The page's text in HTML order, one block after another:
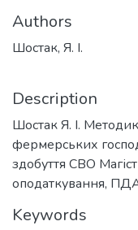
Authors
Шостак, Я. І.
Description
Шостак Я. І.
фермерських
здобуття СВО
оподаткування,
Keywords